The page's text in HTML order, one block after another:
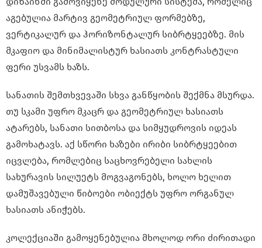
აგებულია მარტივ გეომეტრიულ ფორმებზე,
ვერტიკალურ და ჰორიზონტალურ სიბრტყეებზე. მის
მკაფიო და მინიმალისტურ ხასიათს კონტრასტული
ფერი უსვამს ხაზს.
სანათის შემთხვევაში სხვა განწყობის შექმნა მსურდა.
თუ სკამი უფრო მკაცრ და გეომეტრიულ ხასიათს
ატარებს, სანათი სითბოსა და სიმყუდროვის იდეას
გამოხატავს. აქ სწორი ხაზები ირიბი სიბრტყეებით
იცვლება, რომლებიც საცხოვრებელი სახლის
სახურავის სილუეტს მოგვაგონებს, ხოლო ხელით
დამუშავებული წიბოები ობიექტს უფრო ორგანულ
ხასიათს ანიჭებს.
კოლექციაში გამოყენებულია მხოლოდ ორი ძირითადი